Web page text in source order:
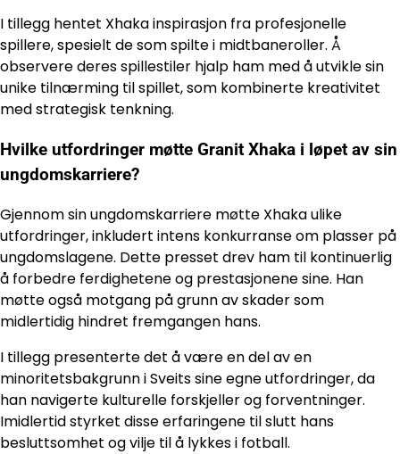
I tillegg hentet Xhaka inspirasjon fra profesjonelle
spillere, spesielt de som spilte i midtbaneroller. Å
observere deres spillestiler hjalp ham med å utvikle sin
unike tilnærming til spillet, som kombinerte kreativitet
med strategisk tenkning.
Hvilke utfordringer møtte Granit Xhaka i løpet av sin
ungdomskarriere?
Gjennom sin ungdomskarriere møtte Xhaka ulike
utfordringer, inkludert intens konkurranse om plasser på
ungdomslagene. Dette presset drev ham til kontinuerlig
å forbedre ferdighetene og prestasjonene sine. Han
møtte også motgang på grunn av skader som
midlertidig hindret fremgangen hans.
I tillegg presenterte det å være en del av en
minoritetsbakgrunn i Sveits sine egne utfordringer, da
han navigerte kulturelle forskjeller og forventninger.
Imidlertid styrket disse erfaringene til slutt hans
besluttsomhet og vilje til å lykkes i fotball.